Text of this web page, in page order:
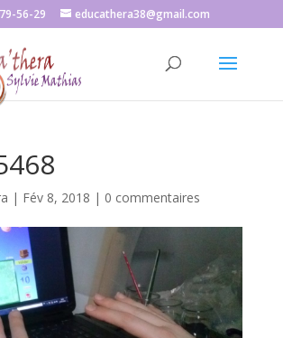
56-29 educathera38@gmail.com
| Fév 8, 2018 | 0 commentaires